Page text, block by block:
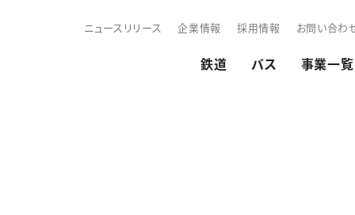
鉄道 バス 事業一覧
ニュースリリース 企業情報 採用情報 お問い合わ